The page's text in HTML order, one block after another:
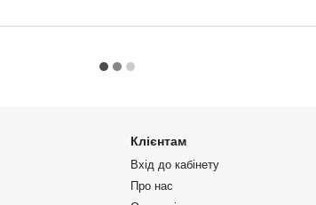
Клієнтам
Вхід до кабінету
Про нас